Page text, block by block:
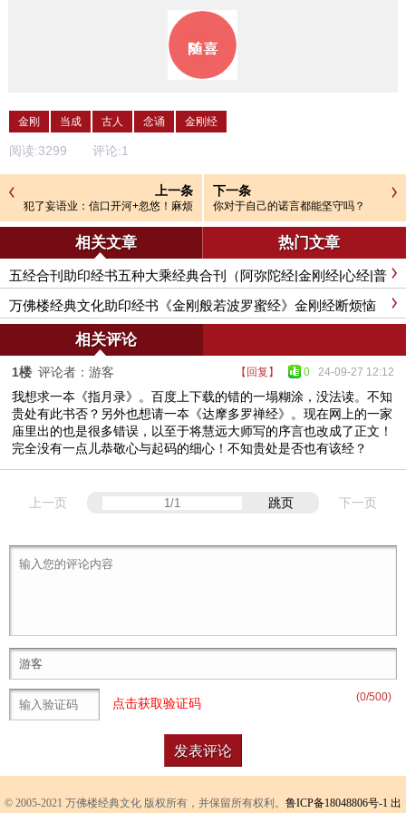
金刚 当成 古人 念诵 金刚经
阅读:3299 评论:1
上一条
犯了妄语业：信口开河+忽悠！麻烦
可就大了
下一条
你对于自己的诺言都能坚守吗？
相关文章 热门文章
五经合刊助印经书五种大乘经典合刊（阿弥陀经|金刚经|心经|普
门品|大悲咒）
万佛楼经典文化助印经书《金刚般若波罗蜜经》金刚经断烦恼
破魔障
相关评论
【回复】 0 24-09-27 12:12
1楼 评论者：游客
我想求一夲《指月录》。百度上下载的错的一塌糊涂，没法读。不知
贵处有此书否？另外也想请一夲《达摩多罗禅经》。现在网上的一家
庙里出的也是很多错误，以至于将慧远大师写的序言也改成了正文！
完全没有一点儿恭敬心与起码的细心！不知贵处是否也有该经？
上一页 跳页 下一页
(0/500)
点击获取验证码
© 2005-2021 万佛楼经典文化 版权所有，并保留所有权利。 鲁ICP备18048806号-1 出